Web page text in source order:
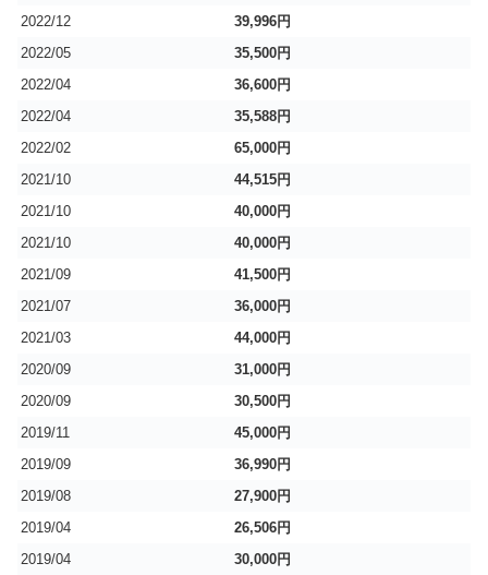
2022/12
39,996円
2022/05
35,500円
2022/04
36,600円
2022/04
35,588円
2022/02
65,000円
2021/10
44,515円
2021/10
40,000円
2021/10
40,000円
2021/09
41,500円
2021/07
36,000円
2021/03
44,000円
2020/09
31,000円
2020/09
30,500円
2019/11
45,000円
2019/09
36,990円
2019/08
27,900円
2019/04
26,506円
2019/04
30,000円